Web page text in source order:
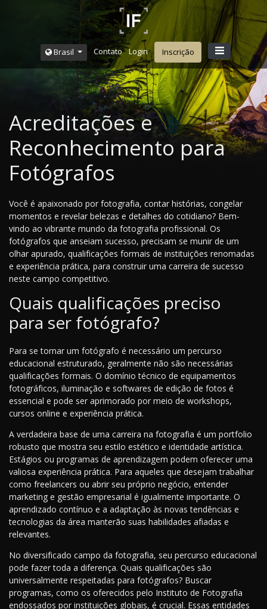
Brasil Contato Login Inscrição
Acreditações e
Reconhecimento para
Fotógrafos
Você é apaixonado por fotografia, contar histórias, congelar
momentos e revelar belezas e detalhes do cotidiano? Bem-
vindo ao vibrante mundo da fotografia profissional. Os
fotógrafos que anseiam sucesso, precisam se munir de um
olhar apurado, qualificações formais de instituições renomadas
e experiência prática, para construir uma carreira de sucesso
neste campo competitivo.
Quais qualificações preciso
para ser fotógrafo?
Para se tornar um fotógrafo é necessário um percurso
educacional estruturado, geralmente não são necessárias
qualificações formais. O domínio técnico de equipamentos
fotográficos, iluminação e softwares de edição de fotos é
essencial e pode ser aprimorado por meio de workshops,
cursos online e experiência prática.
A verdadeira base de uma carreira na fotografia é um portfolio
robusto que mostra seu estilo estético e identidade artística.
Estágios ou programas de aprendizagem podem oferecer uma
valiosa experiência prática. Para aqueles que desejam trabalhar
como freelancers ou abrir seu próprio negócio, entender
marketing e gestão empresarial é igualmente importante. O
aprendizado contínuo e a adaptação às novas tendências e
tecnologias da área manterão suas habilidades afiadas e
relevantes.
No diversificado campo da fotografia, seu percurso educacional
pode fazer toda a diferença. Quais qualificações são
universalmente respeitadas para fotógrafos? Buscar
programas, como os oferecidos pelo Instituto de Fotografia
endossados por instituições globais, é crucial. Essas entidades